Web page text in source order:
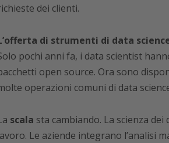
dei clienti.
di strumenti di data
pochi anni fa, i data scientist
open source. Ora sono
operazioni comuni di data
scala sta cambiando. La scienza
Le aziende integrano l’analisi